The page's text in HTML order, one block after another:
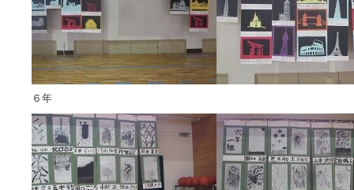
６年